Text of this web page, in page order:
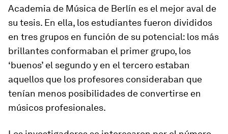
Academia de Música de Berlín es el mejor aval de
su tesis. En ella, los estudiantes fueron divididos
en tres grupos en función de su potencial: los más
brillantes conformaban el primer grupo, los
‘buenos’ el segundo y en el tercero estaban
aquellos que los profesores consideraban que
tenían menos posibilidades de convertirse en
músicos profesionales.